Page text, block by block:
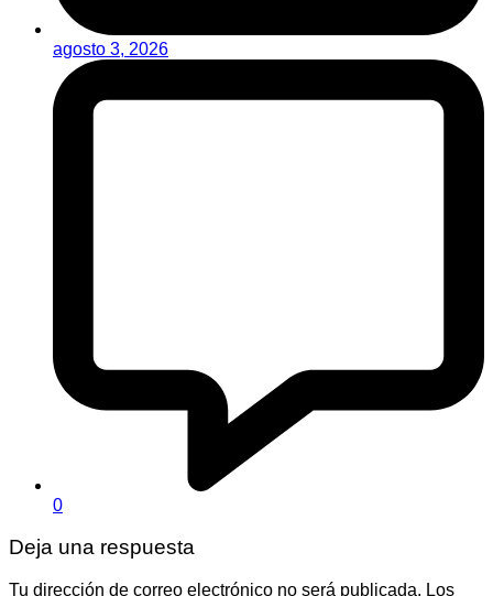
agosto 3, 2026
0
Deja una respuesta
Tu dirección de correo electrónico no será publicada. Los